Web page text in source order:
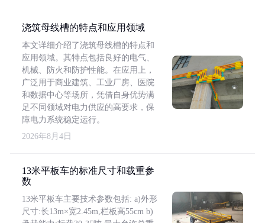
浇筑母线槽的特点和应用领域
本文详细介绍了浇筑母线槽的特点和
应用领域。其特点包括良好的电气、
机械、防火和防护性能。在应用上，
广泛用于商业建筑、工业厂房、医院
和数据中心等场所，凭借自身优势满
足不同领域对电力供应的高要求，保
障电力系统稳定运行。
2026年8月4日
13米平板车的标准尺寸和载重参
数
13米平板车主要技术参数包括: a)外形
尺寸:长13m×宽2.45m,栏板高55cm b)